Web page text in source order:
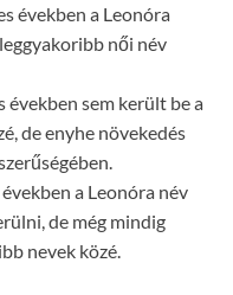
években a Leonóra
női név
években sem került be a
de enyhe növekedés
a Leonóra név
de még mindig
nevek közé.